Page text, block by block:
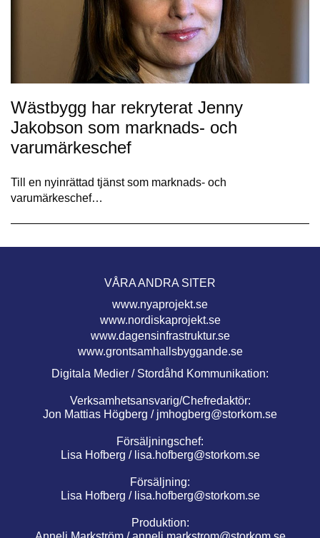
Wästbygg har rekryterat Jenny
Jakobson som marknads- och
varumärkeschef
Till en nyinrättad tjänst som marknads- och
varumärkeschef…
VÅRA ANDRA SITER
www.nyaprojekt.se
www.nordiskaprojekt.se
www.dagensinfrastruktur.se
www.grontsamhallsbyggande.se
Digitala Medier / Stordåhd Kommunikation:
Verksamhetsansvarig/Chefredaktör:
Jon Mattias Högberg / jmhogberg@storkom.se
Försäljningschef:
Lisa Hofberg / lisa.hofberg@storkom.se
Försäljning:
Lisa Hofberg / lisa.hofberg@storkom.se
Produktion: